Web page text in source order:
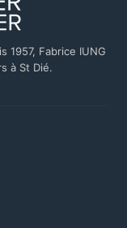
1957, Fabrice IUNG
à St Dié.